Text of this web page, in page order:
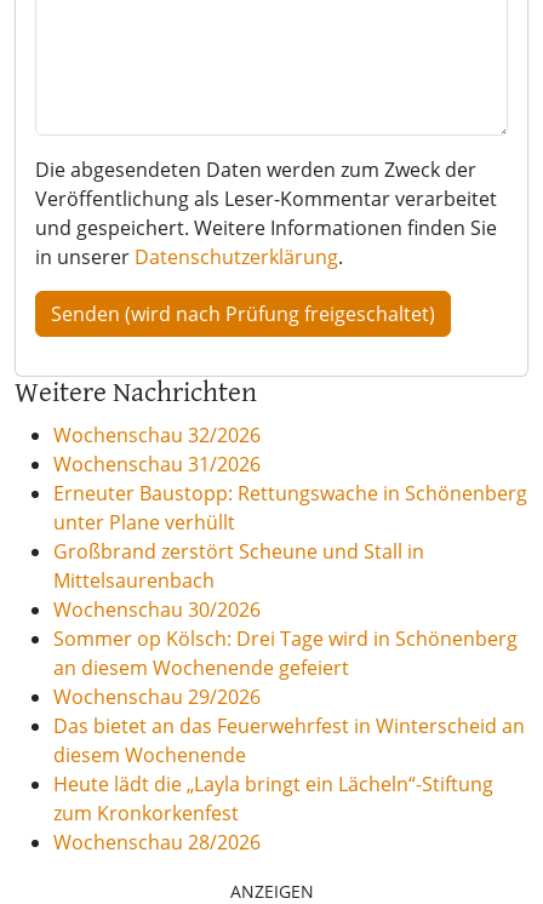
Die abgesendeten Daten werden zum Zweck der
Veröffentlichung als Leser-Kommentar verarbeitet
und gespeichert. Weitere Informationen finden Sie
in unserer Datenschutzerklärung.
Weitere Nachrichten
Wochenschau 32/2026
Wochenschau 31/2026
Erneuter Baustopp: Rettungswache in Schönenberg
unter Plane verhüllt
Großbrand zerstört Scheune und Stall in
Mittelsaurenbach
Wochenschau 30/2026
Sommer op Kölsch: Drei Tage wird in Schönenberg
an diesem Wochenende gefeiert
Wochenschau 29/2026
Das bietet an das Feuerwehrfest in Winterscheid an
diesem Wochenende
Heute lädt die „Layla bringt ein Lächeln“-Stiftung
zum Kronkorkenfest
Wochenschau 28/2026
ANZEIGEN